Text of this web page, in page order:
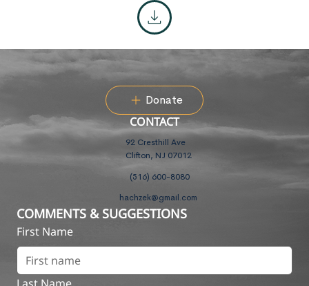
Donate
CONTACT
92 Cresthill Ave
Clifton, NJ 07012
(516) 600-8080
hachzek@gmail.com
COMMENTS & SUGGESTIONS
First Name